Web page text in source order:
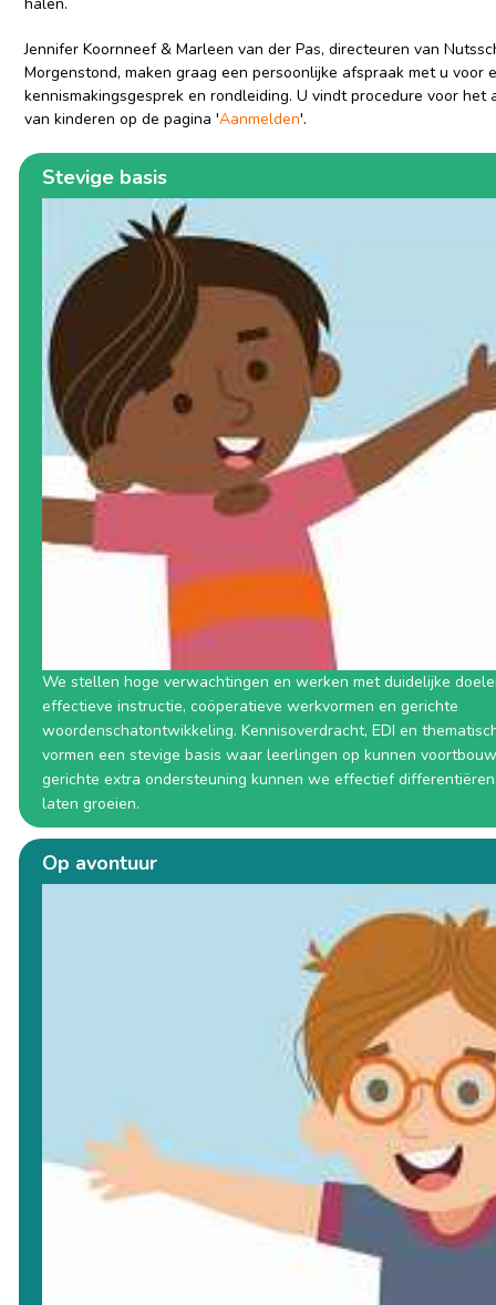
Jennifer Koornneef & Marleen van der Pas, directeuren van
Morgenstond, maken graag een persoonlijke afspraak met u voor
kennismakingsgesprek en rondleiding. U vindt procedure voor het
van kinderen op de pagina 'Aanmelden'.
Stevige basis
We stellen hoge verwachtingen en werken met duidelijke
effectieve instructie, coöperatieve werkvormen en gerichte
woordenschatontwikkeling. Kennisoverdracht, EDI en
vormen een stevige basis waar leerlingen op kunnen
gerichte extra ondersteuning kunnen we effectief
laten groeien.
Op avontuur